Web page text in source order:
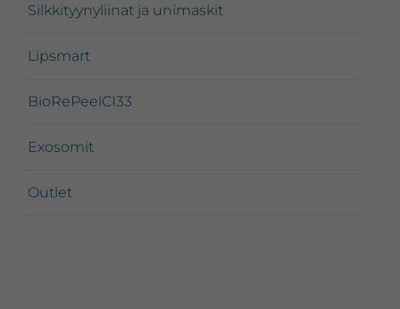
Silkkityynyliinat ja unimaskit
Lipsmart
BioRePeelCI33
Exosomit
Outlet